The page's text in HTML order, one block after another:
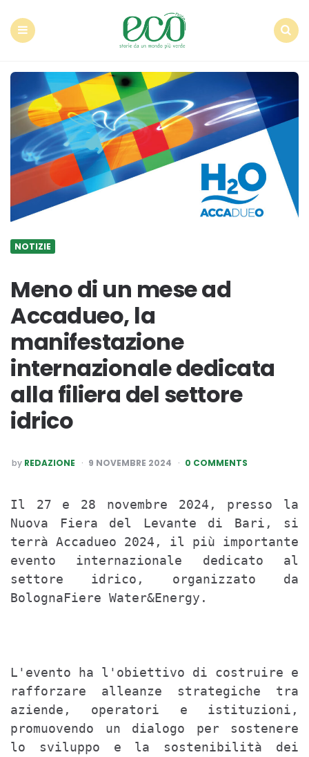
NOTIZIE
Meno di un mese ad
Accadueo, la
manifestazione
internazionale dedicata
alla filiera del settore
idrico
POSTED
BY
by REDAZIONE 9 NOVEMBRE 2024 0 COMMENTS
Il 27 e 28 novembre 2024, presso la
Nuova Fiera del Levante di Bari, si
terrà Accadueo 2024, il più importante
evento internazionale dedicato al
settore idrico, organizzato da
BolognaFiere Water&Energy.
L'evento ha l'obiettivo di costruire e
rafforzare alleanze strategiche tra
aziende, operatori e istituzioni,
promuovendo un dialogo per sostenere
lo sviluppo e la sostenibilità dei